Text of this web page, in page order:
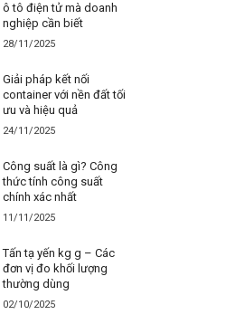
ô tô điện tử mà doanh
nghiệp cần biết
28/11/2025
Giải pháp kết nối
container với nền đất tối
ưu và hiệu quả
24/11/2025
Công suất là gì? Công
thức tính công suất
chính xác nhất
11/11/2025
Tấn tạ yến kg g – Các
đơn vị đo khối lượng
thường dùng
02/10/2025